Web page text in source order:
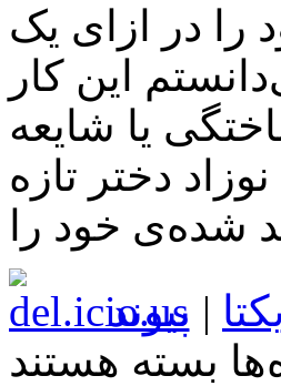
را در ازای یک
این کار
یا شایعه
ساله در چین نوزاد دختر تازه
شده‌ی خود را
| پیوند
برای
شخص
بسته هستند